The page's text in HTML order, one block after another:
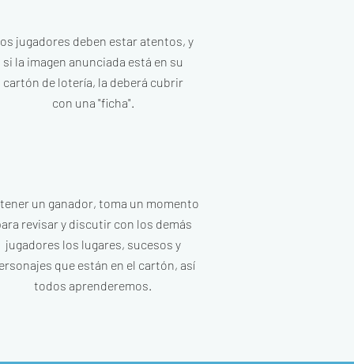
jugadores deben estar atentos, y
si la imagen anunciada está en su
cartón de lotería, la deberá cubrir
con una "ficha".
un ganador, toma un momento
revisar y discutir con los demás
jugadores los lugares, sucesos y
que están en el cartón, así
todos aprenderemos.